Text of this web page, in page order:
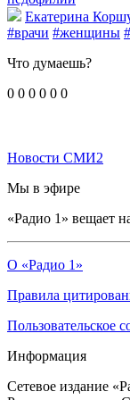
Екатерина
#врачи #женщины
Что думаешь?
0 0 0 0 0 0
Новости СМИ2
Мы в эфире
«Радио 1» вещает
О «Радио 1»
Правила
Пользовательское
Информация
Сетевое издание